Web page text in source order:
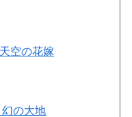
空の花嫁
幻の大地